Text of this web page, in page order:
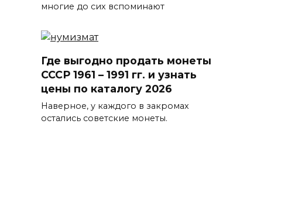
многие до сих вспоминают
Где выгодно продать монеты
СССР 1961 – 1991 гг. и узнать
цены по каталогу 2026
Наверное, у каждого в закромах
остались советские монеты.